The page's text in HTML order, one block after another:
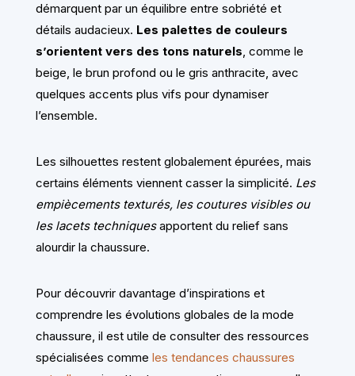
démarquent par un équilibre entre sobriété et
détails audacieux. Les palettes de couleurs
s’orientent vers des tons naturels, comme le
beige, le brun profond ou le gris anthracite, avec
quelques accents plus vifs pour dynamiser
l’ensemble.
Les silhouettes restent globalement épurées, mais
certains éléments viennent casser la simplicité. Les
empiècements texturés, les coutures visibles ou
les lacets techniquesapportent du relief sans
alourdir la chaussure.
Pour découvrir davantage d’inspirations et
comprendre les évolutions globales de la mode
chaussure, il est utile de consulter des ressources
spécialisées comme les tendances chaussures